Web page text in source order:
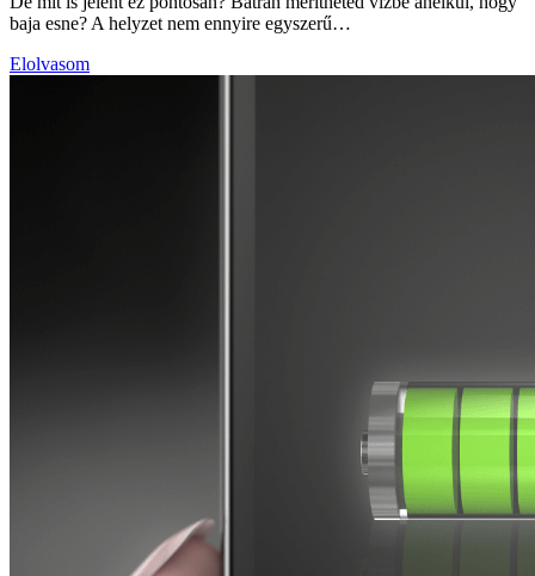
baja esne? A helyzet nem ennyire egyszerű…
Elolvasom